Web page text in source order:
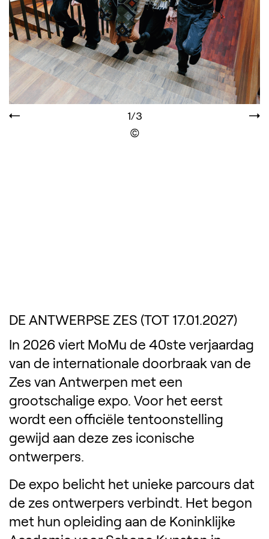
1/3
DE ANTWERPSE ZES (TOT 17.01.2027)
In 2026 viert MoMu de 40ste verjaardag
van de internationale doorbraak van de
Zes van Antwerpen met een
grootschalige expo. Voor het eerst
wordt een officiële tentoonstelling
gewijd aan deze zes iconische
ontwerpers.
De expo belicht het unieke parcours dat
de zes ontwerpers verbindt. Het begon
met hun opleiding aan de Koninklijke